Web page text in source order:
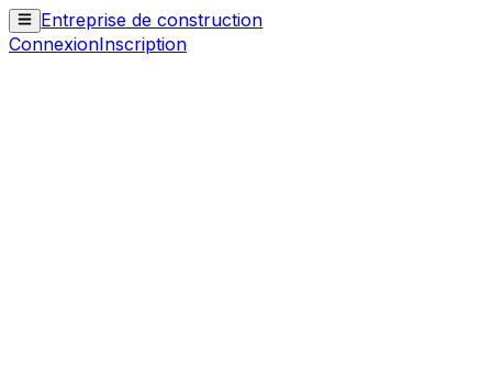
Entreprise de construction
ConnexionInscription